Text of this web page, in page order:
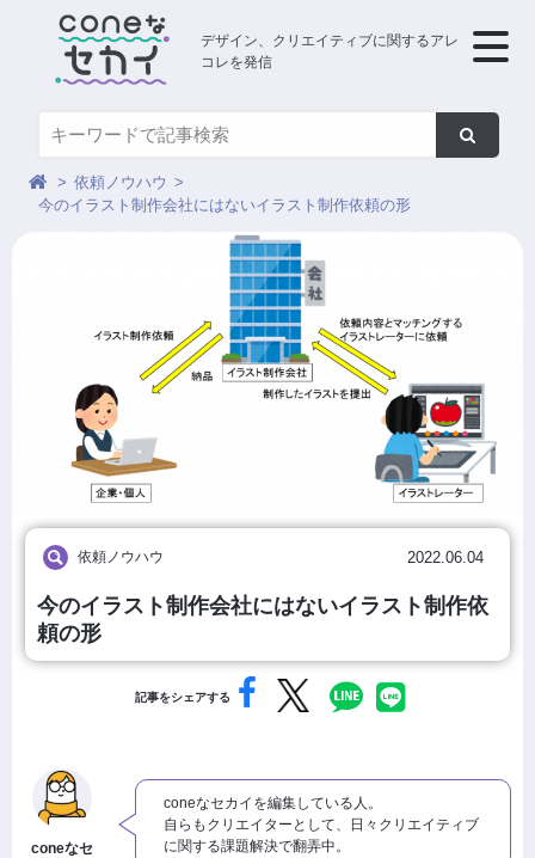
デザイン、クリエイティブに関するアレ
コレを発信
依頼ノウハウ
今のイラスト制作会社にはないイラスト制作依頼の形
依頼ノウハウ 2022.06.04
今のイラスト制作会社にはないイラスト制作依
頼の形
記事をシェアする
coneなセ
coneなセカイを編集している人。
自らもクリエイターとして、日々クリエイティブ
に関する課題解決で翻弄中。